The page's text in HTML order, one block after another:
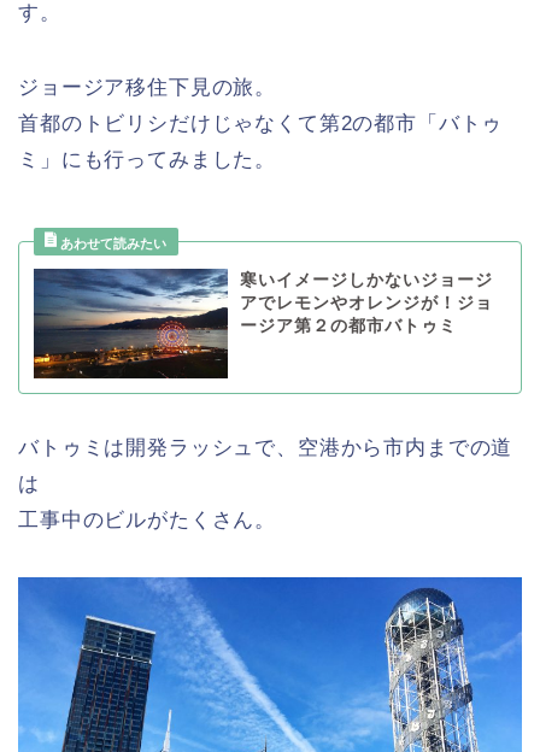
す。
ジョージア移住下見の旅。
首都のトビリシだけじゃなくて第2の都市「バトゥ
ミ」にも行ってみました。
寒いイメージしかないジョージ
アでレモンやオレンジが！ジョ
ージア第２の都市バトゥミ
バトゥミは開発ラッシュで、空港から市内までの道
は
工事中のビルがたくさん。